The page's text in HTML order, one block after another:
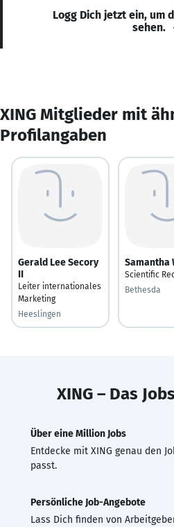
Logg Dich jetzt ein, um
sehen.
XING Mitglieder mit
Profilangaben
Gerald Lee Secory
II
Leiter internationales
Marketing
Heeslingen
Samantha
Scientific
Bethesda
XING – Das
Über eine Million Jobs
Entdecke mit XING genau den
passt.
Persönliche Job-Angebote
Lass Dich finden von